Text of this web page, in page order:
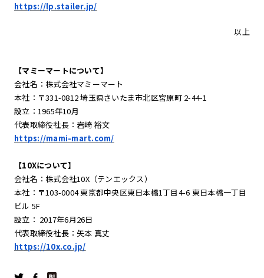
https://lp.stailer.jp/
以上
【マミーマートについて】
会社名：株式会社マミーマート
本社：〒331-0812 埼玉県さいたま市北区宮原町 2-44-1
設立：1965年10月
代表取締役社長：岩崎 裕文
https://mami-mart.com/
【10Xについて】
会社名：株式会社10X（テンエックス）
本社：〒103-0004 東京都中央区東日本橋1丁目4-6 東日本橋一丁目
ビル 5F
設立： 2017年6月26日
代表取締役社長：矢本 真丈
https://10x.co.jp/